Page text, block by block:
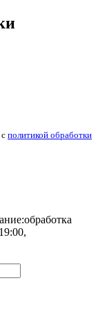
политикой обработки
обработка